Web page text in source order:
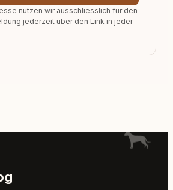
nutzen wir ausschliesslich für den
jederzeit über den Link in jeder